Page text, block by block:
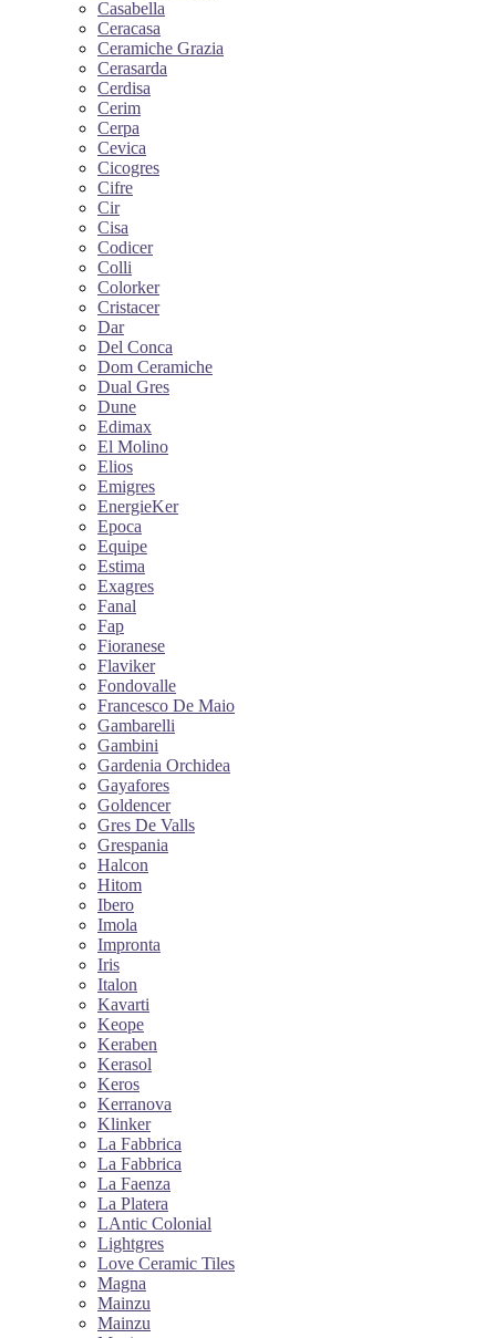
Casabella
Ceracasa
Ceramiche Grazia
Cerasarda
Cerdisa
Cerim
Cerpa
Cevica
Cicogres
Cifre
Cir
Cisa
Codicer
Colli
Colorker
Cristacer
Dar
Del Conca
Dom Ceramiche
Dual Gres
Dune
Edimax
El Molino
Elios
Emigres
EnergieKer
Epoca
Equipe
Estima
Exagres
Fanal
Fap
Fioranese
Flaviker
Fondovalle
Francesco De Maio
Gambarelli
Gambini
Gardenia Orchidea
Gayafores
Goldencer
Gres De Valls
Grespania
Halcon
Hitom
Ibero
Imola
Impronta
Iris
Italon
Kavarti
Keope
Keraben
Kerasol
Keros
Kerranova
Klinker
La Fabbrica
La Fabbrica
La Faenza
La Platera
LAntic Colonial
Lightgres
Love Ceramic Tiles
Magna
Mainzu
Mainzu